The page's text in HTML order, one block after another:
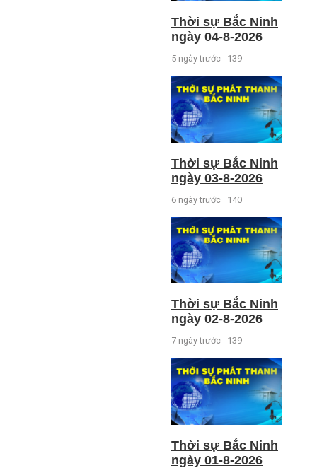
Thời sự Bắc Ninh
ngày 04-8-2026
5 ngày trước 139
Thời sự Bắc Ninh
ngày 03-8-2026
6 ngày trước 140
Thời sự Bắc Ninh
ngày 02-8-2026
7 ngày trước 139
Thời sự Bắc Ninh
ngày 01-8-2026